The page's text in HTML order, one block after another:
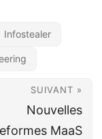
Infostealer
SUIVANT »
Nouvelles
MaaS